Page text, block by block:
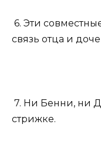
6. Эти
связь отца и
7. Ни Бенни, ни
стрижке.